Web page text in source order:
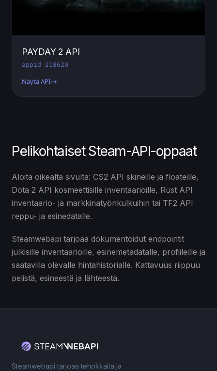
PAYDAY 2 API
appid 218620
Näytä API
Pelikohtaiset Steam-API-oppaat
Aloita oikealta sivulta: CS2 API skineille ja floateille,
Dota 2 API kosmeettisille inventaarioille, Rust API
inventaario- ja markkinatyönkulkuihin tai TF2 API
reppu- ja esinedatalle.
Steamwebapi tarjoaa dokumentoidut endpointit
julkisille inventaarioille, esinemetadatalle, profiileille ja
saatavilla olevalle hintahistorialle. Kattavuus riippuu
pelistä, esineestä ja lähteestä.
Steamwebapi tarjoaa tehokkaita ja